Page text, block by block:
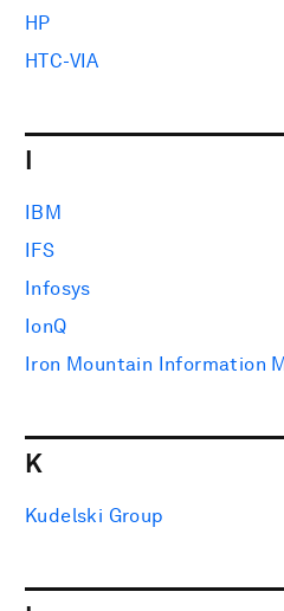
HP
HTC-VIA
I
IBM
IFS
Infosys
IonQ
Iron Mountain Information
K
Kudelski Group